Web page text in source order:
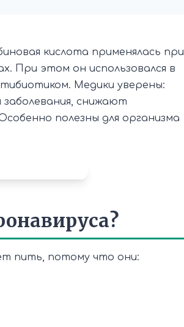
кислота применялась при
При этом он использовался в
Медики уверены:
снижают
полезны для организма
пить, потому что они: